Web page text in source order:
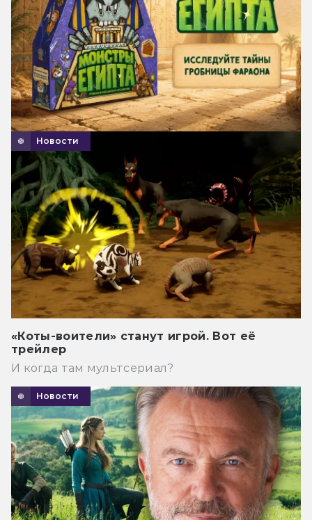
Новости
«Коты-воители» станут игрой. Вот её
трейлер
И когда там мультсериал?
Новости